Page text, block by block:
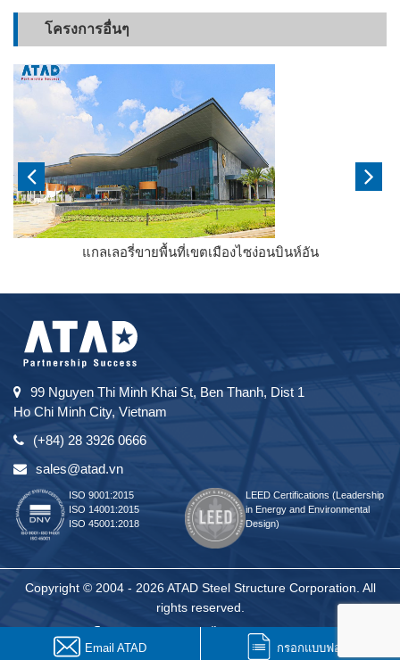
โครงการอื่นๆ
แกลเลอรี่ขายพื้นที่เขตเมืองไซง่อนบินห์อัน
99 Nguyen Thi Minh Khai St, Ben Thanh, Dist 1
Ho Chi Minh City, Vietnam
(+84) 28 3926 0666
sales@atad.vn
ISO 9001:2015
ISO 14001:2015
ISO 45001:2018
LEED Certifications (Leadership
in Energy and Environmental
Design)
Copyright © 2004 - 2026 ATAD Steel Structure Corporation. All
rights reserved.
Email ATAD กรอกแบบฟอร์ม